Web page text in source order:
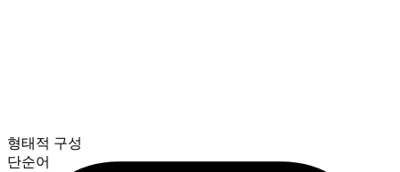
형태적 구성
단순어